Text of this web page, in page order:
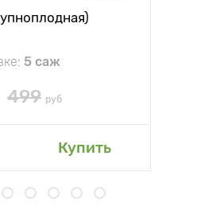
5 саж
499 руб
Купить